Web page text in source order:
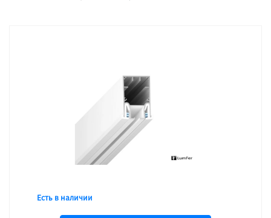
Есть в наличии